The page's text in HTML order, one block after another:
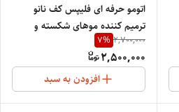
اتومو حرفه ای فلیپس کف نانو
ترمیم کننده موهای شکسته و
ویزPHILIPS3869
2,700,000
7%
2,500,000
افزودن به سبد